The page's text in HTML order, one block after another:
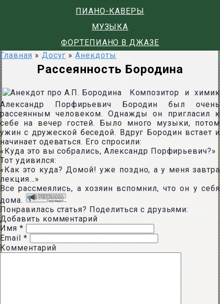
ПИАНО-КАВЕРЫ
МУЗЫКА
ФОРТЕПИАНО В ДЖАЗЕ
Главная » Досуг » Анекдоты
Рассеянность Бородина
Композитор и химик
Александр Порфирьевич Бородин был очень
рассеянным человеком. Однажды он пригласил к
себе на вечер гостей. Было много музыки, потом
ужин с дружеской беседой. Вдруг Бородин встает и
начинает одеваться. Его спросили:
«Куда это вы собрались, Александр Порфирьевич?»
Тот удивился:
«Как это куда? Домой! уже поздно, а у меня завтра
лекция…»
Все рассмеялись, а хозяин вспомнил, что он у себя
дома.
Понравилась статья? Поделиться с друзьями:
Добавить комментарий
Имя *
Email *
Комментарий